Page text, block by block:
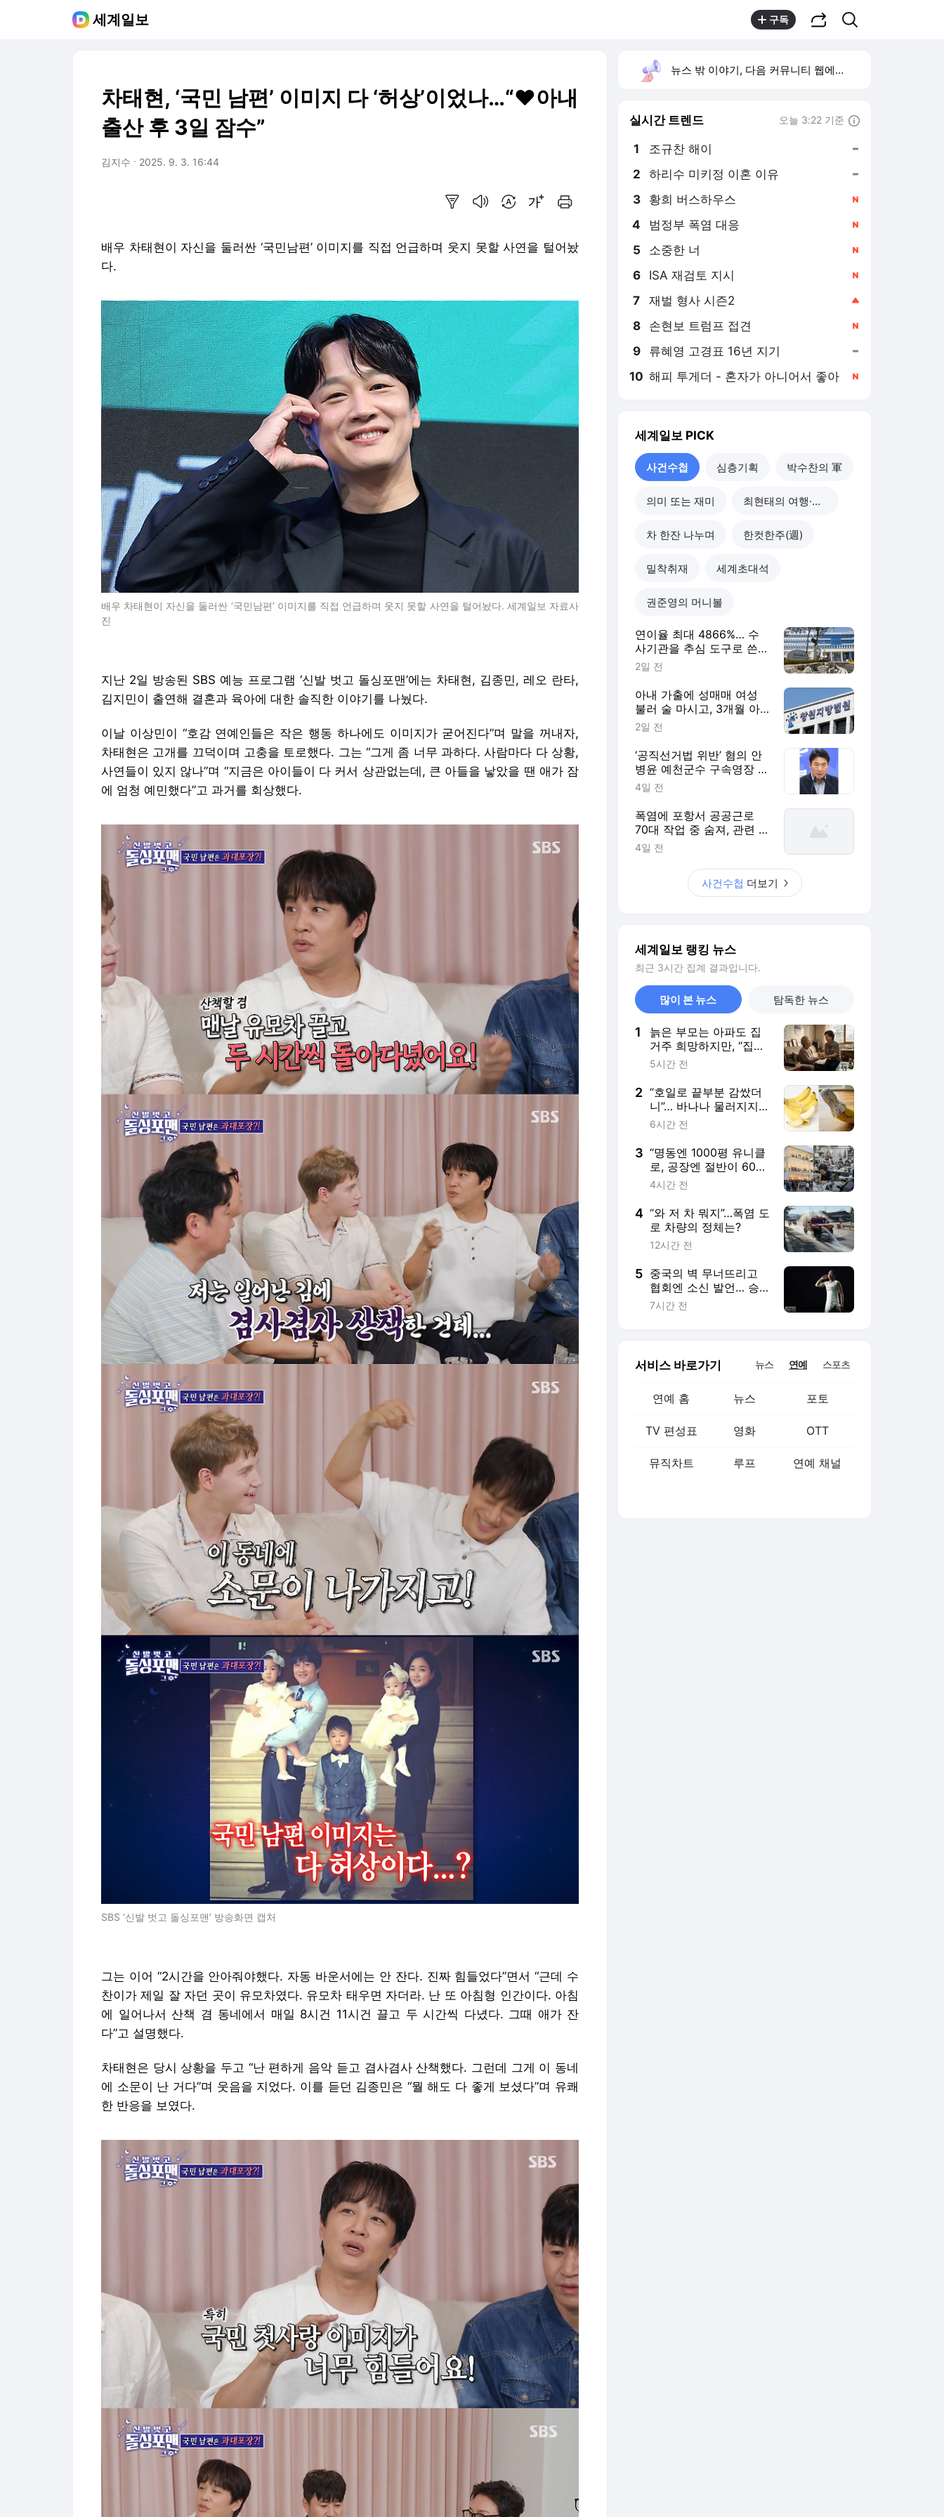
세계일보 구독
차태현, ‘국민 남편’ 이미지 다 ‘허상’이었나…“♥아내
출산 후 3일 잠수”
김지수 2025. 9. 3. 16:44
배우 차태현이 자신을 둘러싼 ‘국민남편’ 이미지를 직접 언급하며 웃지 못할 사연을 털어놨
다.
배우 차태현이 자신을 둘러싼 ‘국민남편’ 이미지를 직접 언급하며 웃지 못할 사연을 털어놨다. 세계일보 자료사
진
지난 2일 방송된 SBS 예능 프로그램 ‘신발 벗고 돌싱포맨’에는 차태현, 김종민, 레오 란타,
김지민이 출연해 결혼과 육아에 대한 솔직한 이야기를 나눴다.
이날 이상민이 “호감 연예인들은 작은 행동 하나에도 이미지가 굳어진다”며 말을 꺼내자,
차태현은 고개를 끄덕이며 고충을 토로했다. 그는 “그게 좀 너무 과하다. 사람마다 다 상황,
사연들이 있지 않나”며 “지금은 아이들이 다 커서 상관없는데, 큰 아들을 낳았을 땐 애가 잠
에 엄청 예민했다”고 과거를 회상했다.
SBS ‘신발 벗고 돌싱포맨’ 방송화면 캡처
그는 이어 “2시간을 안아줘야했다. 자동 바운서에는 안 잔다. 진짜 힘들었다”면서 “근데 수
찬이가 제일 잘 자던 곳이 유모차였다. 유모차 태우면 자더라. 난 또 아침형 인간이다. 아침
에 일어나서 산책 겸 동네에서 매일 8시건 11시건 끌고 두 시간씩 다녔다. 그때 애가 잔
다”고 설명했다.
차태현은 당시 상황을 두고 “난 편하게 음악 듣고 겸사겸사 산책했다. 그런데 그게 이 동네
에 소문이 난 거다”며 웃음을 지었다. 이를 듣던 김종민은 “뭘 해도 다 좋게 보셨다”며 유쾌
한 반응을 보였다.
뉴스 밖 이야기, 다음 커뮤니티 웹에서 보기
실시간 트렌드 오늘 3:22 기준
1 조규찬 해이
2 하리수 미키정 이혼 이유
3 황희 버스하우스
4 범정부 폭염 대응
5 소중한 너
6 ISA 재검토 지시
7 재벌 형사 시즌2
8 손현보 트럼프 접견
9 류혜영 고경표 16년 지기
10 해피 투게더 - 혼자가 아니어서 좋아
세계일보 PICK
사건수첩 심층기획 박수찬의 軍
의미 또는 재미 최현태의 여행·와인홀릭
차 한잔 나누며 한컷한주(週)
밀착취재 세계초대석
권준영의 머니볼
연이율 최대 4866%… 수
사기관을 추심 도구로 쓴
불법 대부업자 덜미 [사건
2일 전
아내 가출에 성매매 여성
불러 술 마시고, 3개월 아
기 때려 숨지게 한 친부 [사
2일 전
‘공직선거법 위반’ 혐의 안
병윤 예천군수 구속영장 기
각 [사건수첩]
4일 전
폭염에 포항서 공공근로
70대 작업 중 숨져, 관련 사
업 전면 중단 [사건수첩]
4일 전
사건수첩 더보기
세계일보 랭킹 뉴스
최근 3시간 집계 결과입니다.
많이 본 뉴스 탐독한 뉴스
1
늙은 부모는 아파도 집
거주 희망하지만, “집에
서 돌보겠다”는 자식은
5시간 전
2 “호일로 끝부분 감쌌더
니”… 바나나 물러지지
않고 2주 버티는 신기한
6시간 전
3 “명동엔 1000평 유니클
로, 공장엔 절반이 60
대”…K패션 ‘성장사다리’
러스]
4시간 전
4 “와 저 차 뭐지”…폭염 도
로 차량의 정체는?
12시간 전
5 중국의 벽 무너뜨리고
협회엔 소신 발언… 승
부사의 피는 달랐다
7시간 전
서비스 바로가기 뉴스 연예 스포츠
연예 홈 뉴스 포토
TV 편성표 영화 OTT
뮤직차트 루프 연예 채널